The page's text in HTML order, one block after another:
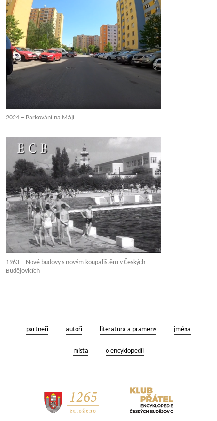
2024 – Parkování na Máji
1963 – Nové budovy s novým koupalištěm v Českých
Budějovicích
partneři autoři literatura a prameny jména
místa o encyklopedii